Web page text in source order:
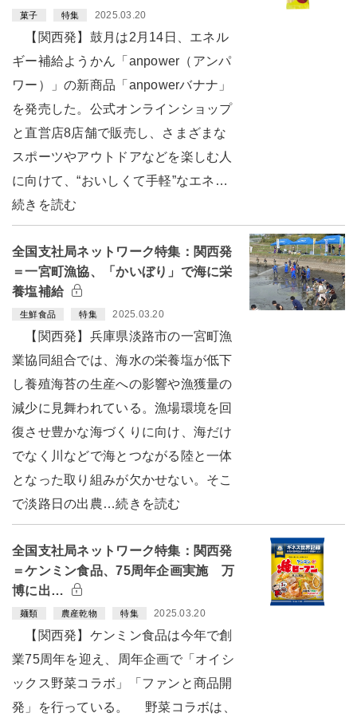
菓子 特集 2025.03.20
【関西発】鼓月は2月14日、エネル
ギー補給ようかん「anpower（アンパ
ワー）」の新商品「anpowerバナナ」
を発売した。公式オンラインショップ
と直営店8店舗で販売し、さまざまな
スポーツやアウトドアなどを楽しむ人
に向けて、“おいしくて手軽”なエネ…
続きを読む
全国支社局ネットワーク特集：関西発
＝一宮町漁協、「かいぼり」で海に栄
養塩補給
生鮮食品 特集 2025.03.20
【関西発】兵庫県淡路市の一宮町漁
業協同組合では、海水の栄養塩が低下
し養殖海苔の生産への影響や漁獲量の
減少に見舞われている。漁場環境を回
復させ豊かな海づくりに向け、海だけ
でなく川などで海とつながる陸と一体
となった取り組みが欠かせない。そこ
で淡路日の出農…続きを読む
全国支社局ネットワーク特集：関西発
＝ケンミン食品、75周年企画実施 万
博に出…
麺類 農産乾物 特集 2025.03.20
【関西発】ケンミン食品は今年で創
業75周年を迎え、周年企画で「オイシ
ックス野菜コラボ」「ファンと商品開
発」を行っている。 野菜コラボは、